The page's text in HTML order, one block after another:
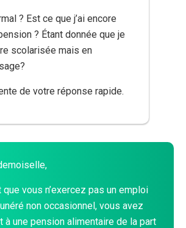
? Est ce que j’ai encore
? Étant donnée que je
scolarisée mais en
de votre réponse rapide.
que vous n’exercez pas un emploi
non occasionnel, vous avez
à une pension alimentaire de la part